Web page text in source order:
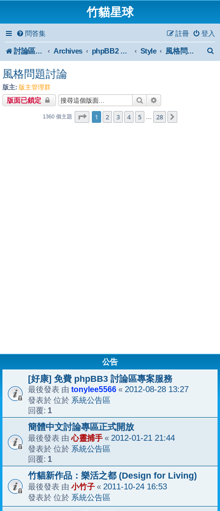
竹貓星球
問答集 登入
註冊
討論區首頁 Archives phpBB2 Forum Archive Style 風格問題討論
風格問題討論
版主: 版主管理群
版面已鎖定 搜尋
1360 個主題 第1 頁 (共 28頁)
1 2 3 4 5 … 28
公告
[好康] 免費 phpBB3 討論區專案服務
最後發表 由 tonylee5566 « 2012-08-28 13:27
發表於 位於 系統公告區
回覆: 1
簡體中文討論專區正式開放
最後發表 由心靈捕手 « 2012-01-21 21:44
發表於 位於 系統公告區
回覆: 1
竹貓新作品：樂活之都 (Design for Living)
最後發表 由 小竹子 « 2011-10-24 16:53
發表於 位於 系統公告區